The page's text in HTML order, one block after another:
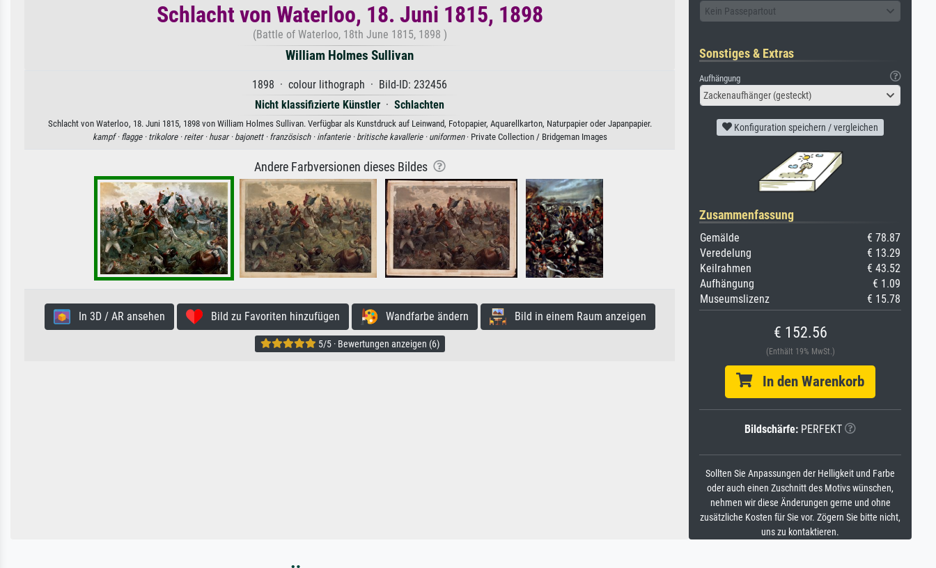
Schlacht von Waterloo, 18. Juni 1815, 1898
(Battle of Waterloo, 18th June 1815, 1898 )
William Holmes Sullivan
1898 · colour lithograph · Bild-ID: 232456
Nicht klassifizierte Künstler · Schlachten
Schlacht von Waterloo, 18. Juni 1815, 1898 von William Holmes Sullivan. Verfügbar als Kunstdruck auf Leinwand, Fotopapier, Aquarellkarton, Naturpapier oder Japanpapier.
kampf · flagge · trikolore · reiter · husar · bajonett · französisch · infanterie · britische kavallerie · uniformen· Private Collection / Bridgeman Images
Andere Farbversionen dieses Bildes
In 3D / AR ansehen Bild zu Favoriten hinzufügen Wandfarbe ändern Bild in einem Raum anzeigen
5/5 · Bewertungen anzeigen (6)
Kein Passepartout
Sonstiges & Extras
Aufhängung
Zackenaufhänger (gesteckt)
Konfiguration speichern / vergleichen
Zusammenfassung
Gemälde
€ 78.87
Veredelung
€ 13.29
Keilrahmen
€ 43.52
Aufhängung
€ 1.09
Museumslizenz
€ 15.78
€ 152.56
(Enthält 19% MwSt.)
In den Warenkorb
Bildschärfe: PERFEKT
Sollten Sie Anpassungen der Helligkeit und Farbe
oder auch einen Zuschnitt des Motivs wünschen,
nehmen wir diese Änderungen gerne und ohne
zusätzliche Kosten für Sie vor. Zögern Sie bitte nicht,
uns zu kontaktieren.